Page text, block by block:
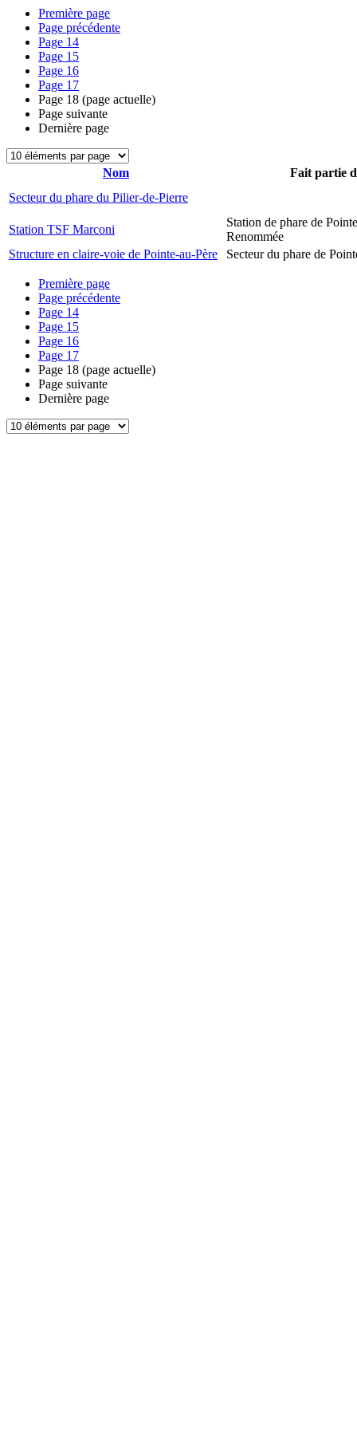
Première page
Page précédente
Page 14
Page 15
Page 16
Page 17
Page 18 (page actuelle)
Page suivante
Dernière page
Nom
Fait partie
Secteur du phare du Pilier-de-Pierre
Station TSF Marconi
Station de phare de
Renommée
Structure en claire-voie de Pointe-au-Père
Secteur du phare de
Première page
Page précédente
Page 14
Page 15
Page 16
Page 17
Page 18 (page actuelle)
Page suivante
Dernière page